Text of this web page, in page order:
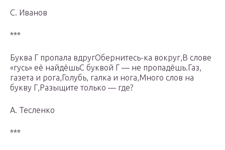
С. Иванов
***
Буква Г пропала вдругОбернитесь-ка вокруг,В слове
«гусь» её найдёшьС буквой Г — не пропадёшь.Газ,
газета и рога,Голубь, галка и нога,Много слов на
букву Г,Разыщите только — где?
А. Тесленко
***